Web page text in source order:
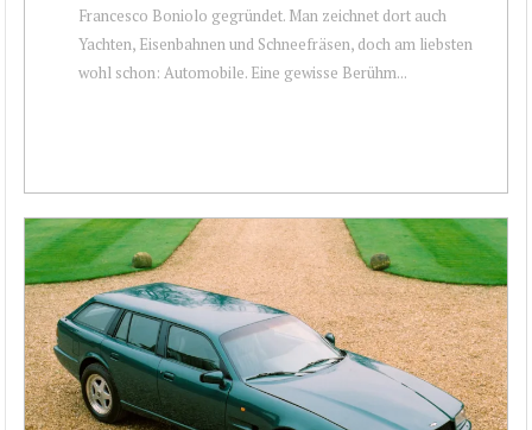
Francesco Boniolo gegründet. Man zeichnet dort auch
Yachten, Eisenbahnen und Schneefräsen, doch am liebsten
wohl schon: Automobile. Eine gewisse Berühm...